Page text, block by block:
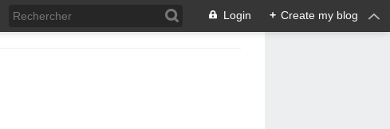
Login + Create my blog